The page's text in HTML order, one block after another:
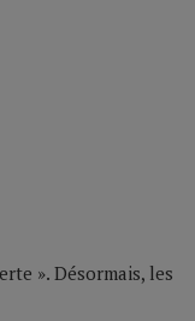
». Désormais, les